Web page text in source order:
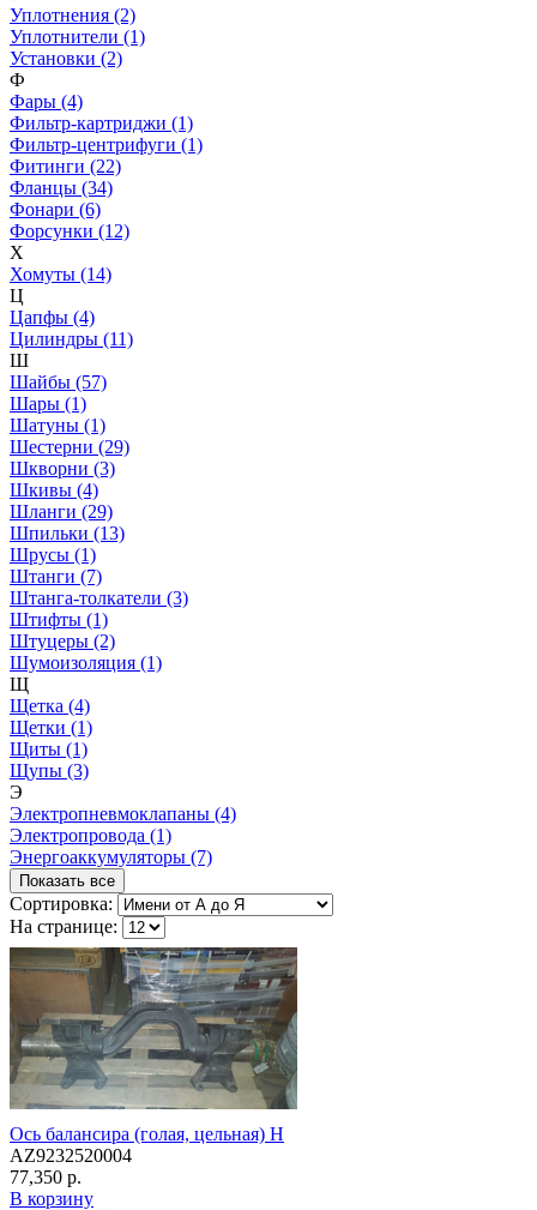
Уплотнения (2)
Уплотнители (1)
Установки (2)
Ф
Фары (4)
Фильтр-картриджи (1)
Фильтр-центрифуги (1)
Фитинги (22)
Фланцы (34)
Фонари (6)
Форсунки (12)
Х
Хомуты (14)
Ц
Цапфы (4)
Цилиндры (11)
Ш
Шайбы (57)
Шары (1)
Шатуны (1)
Шестерни (29)
Шкворни (3)
Шкивы (4)
Шланги (29)
Шпильки (13)
Шрусы (1)
Штанги (7)
Штанга-толкатели (3)
Штифты (1)
Штуцеры (2)
Шумоизоляция (1)
Щ
Щетка (4)
Щетки (1)
Щиты (1)
Щупы (3)
Э
Электропневмоклапаны (4)
Электропровода (1)
Энергоаккумуляторы (7)
Показать все
Сортировка:
На странице:
Ось балансира (голая, цельная) H
AZ9232520004
77,350 р.
В корзину